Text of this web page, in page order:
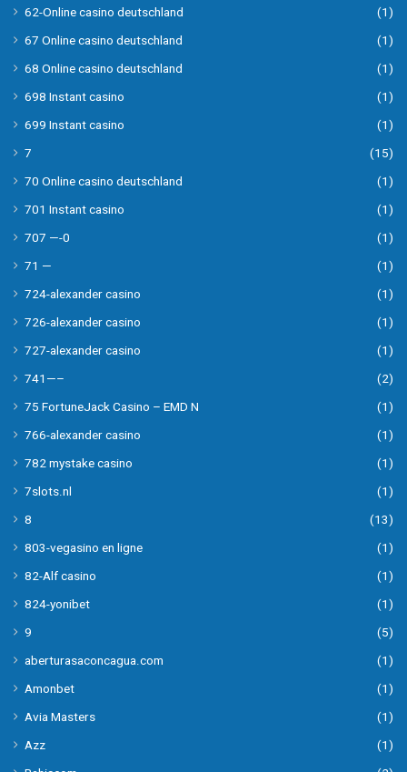
62-Online casino deutschland
(1)
67 Online casino deutschland
(1)
68 Online casino deutschland
(1)
698 Instant casino
(1)
699 Instant casino
(1)
7
(15)
70 Online casino deutschland
(1)
701 Instant casino
(1)
707 —-0
(1)
71 —
(1)
724-alexander casino
(1)
726-alexander casino
(1)
727-alexander casino
(1)
741—–
(2)
75 FortuneJack Casino – EMD N
(1)
766-alexander casino
(1)
782 mystake casino
(1)
7slots.nl
(1)
8
(13)
803-vegasino en ligne
(1)
82-Alf casino
(1)
824-yonibet
(1)
9
(5)
aberturasaconcagua.com
(1)
Amonbet
(1)
Avia Masters
(1)
Azz
(1)